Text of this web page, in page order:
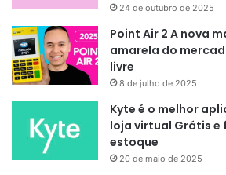
24 de outubro de 2025
Point Air 2 A nova
amarela do
livre
8 de julho de 2025
Kyte é o melhor
loja virtual Grátis e
estoque
20 de maio de 2025